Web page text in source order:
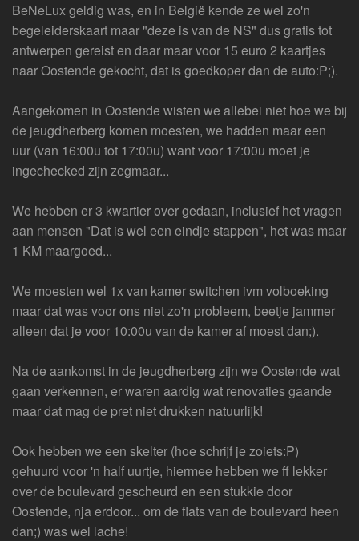
BeNeLux geldig was, en in België kende ze wel zo'n
begeleiderskaart maar "deze is van de NS" dus gratis tot
antwerpen gereist en daar maar voor 15 euro 2 kaartjes
naar Oostende gekocht, dat is goedkoper dan de auto:P;).
Aangekomen in Oostende wisten we allebei niet hoe we bij
de jeugdherberg komen moesten, we hadden maar een
uur (van 16:00u tot 17:00u) want voor 17:00u moet je
ingechecked zijn zegmaar...
We hebben er 3 kwartier over gedaan, inclusief het vragen
aan mensen "Dat is wel een eindje stappen", het was maar
1 KM maargoed...
We moesten wel 1x van kamer switchen ivm volboeking
maar dat was voor ons niet zo'n probleem, beetje jammer
alleen dat je voor 10:00u van de kamer af moest dan;).
Na de aankomst in de jeugdherberg zijn we Oostende wat
gaan verkennen, er waren aardig wat renovaties gaande
maar dat mag de pret niet drukken natuurlijk!
Ook hebben we een skelter (hoe schrijf je zoiets:P)
gehuurd voor 'n half uurtje, hiermee hebben we ff lekker
over de boulevard gescheurd en een stukkie door
Oostende, nja erdoor... om de flats van de boulevard heen
dan;) was wel lache!